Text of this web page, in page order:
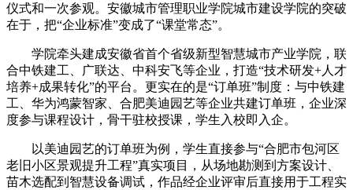
仪式和一次参观。安徽城市管理职业学院城市建设学院的突破
在于，把“企业标准”变成了“课堂常态”。
学院牵头建成安徽省首个省级新型智慧城市产业学院，联
合中铁建工、广联达、中科安飞等企业，打造“技术研发+人才
培养+成果转化”的平台。更实在的是“订单班”制度：与中铁建
工、华为鸿蒙智家、合肥美迪园艺等企业共建订单班，企业深
度参与课程设计，骨干驻校授课，学生入校即入企。
以美迪园艺的订单班为例，学生直接参与“合肥市包河区
老旧小区景观提升工程”真实项目，从场地勘测到方案设计、
苗木选配到智慧设备调试，作品经企业评审后直接用于工程实